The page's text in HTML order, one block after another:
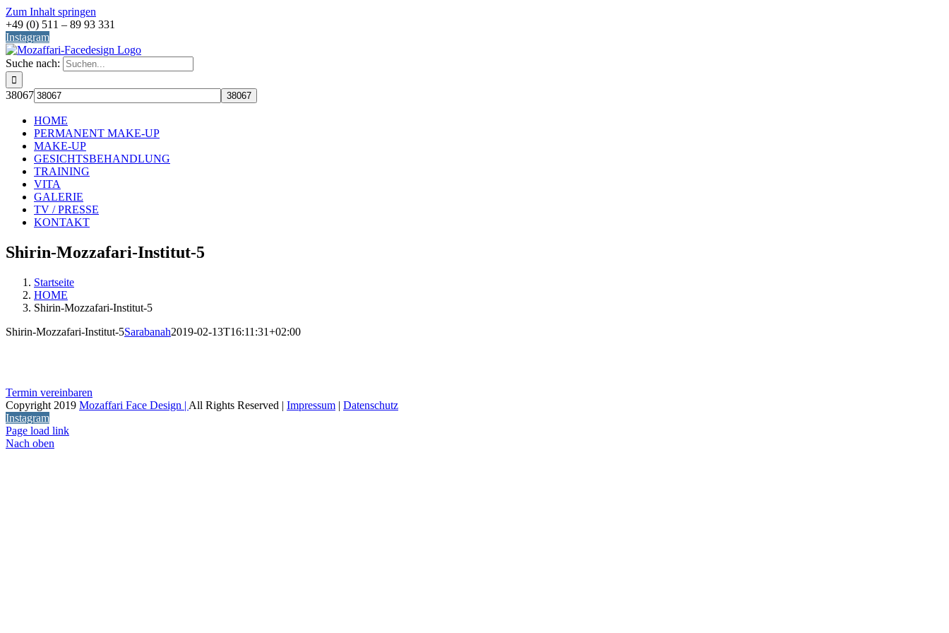
Zum Inhalt springen
+49 (0) 511 – 89 93 331
Instagram
Suche nach:
38067
HOME
PERMANENT MAKE-UP
MAKE-UP
GESICHTSBEHANDLUNG
TRAINING
VITA
GALERIE
TV / PRESSE
KONTAKT
Shirin-Mozzafari-Institut-5
Startseite
HOME
Shirin-Mozzafari-Institut-5
Shirin-Mozzafari-Institut-5Sarabanah2019-02-13T16:11:31+02:00
Termin vereinbaren
Copyright 2019 Mozaffari Face Design | All Rights Reserved | Impressum | Datenschutz
Instagram
Page load link
Nach oben